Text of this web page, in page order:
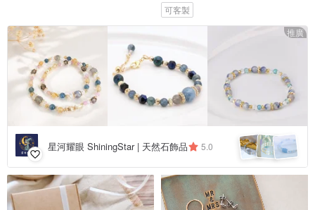
可客製
推廣
星河耀眼 ShiningStar | 天然石飾品 5.0